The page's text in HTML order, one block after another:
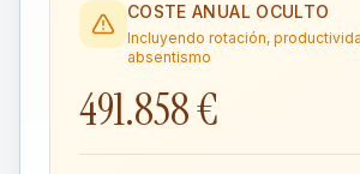
COSTE ANUAL OCULTO
Incluyendo rotación,
absentismo
491.858 €